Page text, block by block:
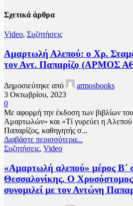
Σχετικά άρθρα
Video, Συζητήσεις
Αμαρτωλή Αλεπού: ο Χρ.
τον Αντ. Παπαρίζο (ΑΡΜΟΣ
Δημοσιεύτηκε από
armosbooks
3 Οκτωβρίου, 2023
0
Με αφορμή την έκδοση των βιβλίων
Αμαρτωλών» και «Τί γυρεύει η
Παπαρίζος, καθηγητής σ...
Διαβάστε περισσότερα...
Συζητήσεις, Video
«Αμαρτωλή αλεπού» μέρος Β΄
Θεσσαλονίκης. Ο
συνομιλεί με τον Αντώνη